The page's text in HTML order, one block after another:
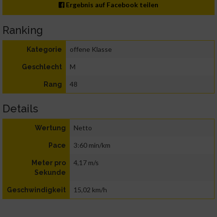
Ergebnis auf Facebook teilen
Ranking
Kategorie offene Klasse
Geschlecht M
Rang 48
Details
Wertung Netto
Pace 3:60 min/km
Meter pro
Sekunde
4,17 m/s
Geschwindigkeit 15,02 km/h